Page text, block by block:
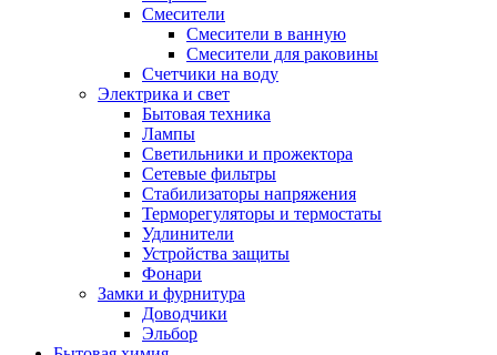
Смесители
Смесители в ванную
Смесители для раковины
Счетчики на воду
Электрика и свет
Бытовая техника
Лампы
Светильники и прожектора
Сетевые фильтры
Стабилизаторы напряжения
Терморегуляторы и термостаты
Удлинители
Устройства защиты
Фонари
Замки и фурнитура
Доводчики
Эльбор